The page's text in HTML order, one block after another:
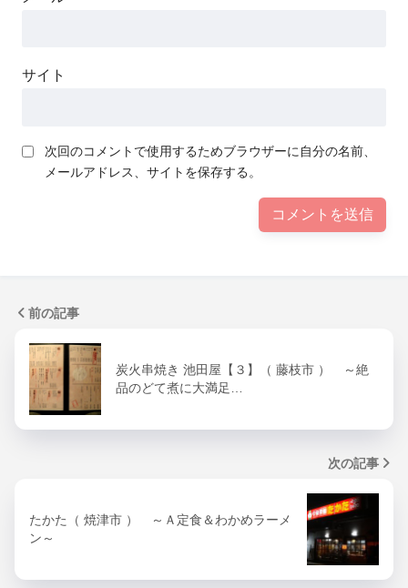
サイト
次回のコメントで使用するためブラウザーに自分の名前、
メールアドレス、サイトを保存する。
前の記事
炭火串焼き 池田屋【３】（ 藤枝市 ） ～絶
品のどて煮に大満足…
次の記事
たかた（ 焼津市 ） ～Ａ定食＆わかめラーメ
ン～